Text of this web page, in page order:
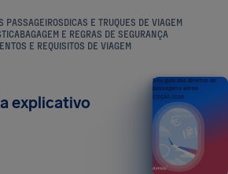
PASSAGEIROSDICAS E TRUQUES DE VIAGEM
BAGAGEM E REGRAS DE SEGURANÇA
E REQUISITOS DE VIAGEM
explicativo
Seu guia dos direitos do
passageiro aéreo
EDIÇÃO 2026